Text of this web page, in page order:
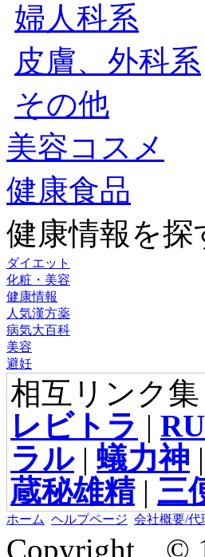
婦人科系
皮膚、外科系
その他
美容コスメ
健康食品
健康情報を探
ダイエット
化粧・美容
健康情報
人気漢方薬
病気大百科
美容
避妊
相互リンク集
レビトラ |
ラル| 蟻力神 |
蔵秘雄精| 三
ホーム ヘルプページ 会社概要/代
Copyright ©